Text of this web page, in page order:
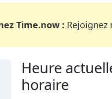
Time.now : Rejoignez
Heure
horaire